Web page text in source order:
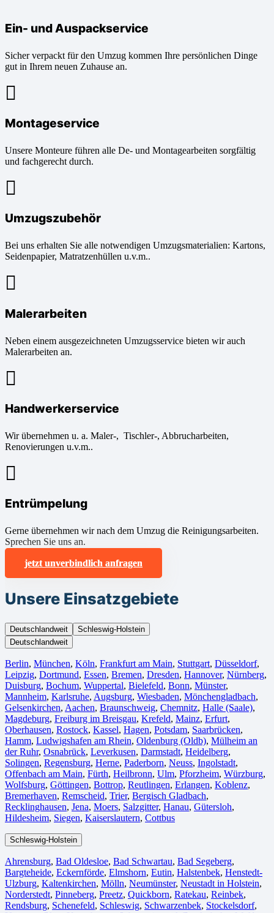
Ein- und Auspackservice
Sicher verpackt für den Umzug kommen Ihre persönlichen Dinge
gut in Ihrem neuen Zuhause an.
Montageservice
Unsere Monteure führen alle De- und Montagearbeiten sorgfältig
und fachgerecht durch.
Umzugszubehör
Bei uns erhalten Sie alle notwendigen Umzugsmaterialien: Kartons,
Seidenpapier, Matratzenhüllen u.v.m..
Malerarbeiten
Neben einem ausgezeichneten Umzugsservice bieten wir auch
Malerarbeiten an.
Handwerkerservice
Wir übernehmen u. a. Maler-, Tischler-, Abbrucharbeiten,
Renovierungen u.v.m..
Entrümpelung
Gerne übernehmen wir nach dem Umzug die Reinigungsarbeiten.
Sprechen Sie uns an.
jetzt unverbindlich anfragen
Unsere Einsatzgebiete
Deutschlandweit
Schleswig-Holstein
Deutschlandweit
Berlin⁠, München, Köln⁠, Frankfurt am Main, Stuttgart, Düsseldorf,
Leipzig, Dortmund, Essen, Bremen, Dresden, Hannover, Nürnberg,
Duisburg⁠, Bochum, Wuppertal⁠, Bielefeld⁠, Bonn⁠, Münster⁠,
Mannheim, Karlsruhe, Augsburg, Wiesbaden⁠, Mönchengladbach⁠,
Gelsenkirchen⁠, Aachen⁠, Braunschweig, Chemnitz⁠, Halle (Saale)⁠,
Magdeburg, Freiburg im Breisgau⁠, Krefeld⁠, Mainz⁠, Erfurt,
Oberhausen⁠, Rostock⁠, Kassel⁠, Hagen, Potsdam, Saarbrücken⁠,
Hamm, Ludwigshafen am Rhein⁠, Oldenburg (Oldb), Mülheim an
der Ruhr, Osnabrück⁠, Leverkusen, Darmstadt⁠, Heidelberg,
Solingen, Regensburg, Herne⁠, Paderborn, Neuss, Ingolstadt,
Offenbach am Main, Fürth⁠, Heilbronn, Ulm⁠, Pforzheim, Würzburg,
Wolfsburg⁠, Göttingen, Bottrop, Reutlingen, Erlangen⁠, Koblenz,
Bremerhaven⁠, Remscheid, Trier⁠, Bergisch Gladbach,
Recklinghausen, Jena⁠, Moers⁠, Salzgitter⁠, Hanau, Gütersloh,
Hildesheim⁠, Siegen⁠, Kaiserslautern⁠, Cottbus⁠
Schleswig-Holstein
Ahrensburg, Bad Oldesloe, Bad Schwartau, Bad Segeberg,
Bargteheide, Eckernförde, Elmshorn, Eutin, Halstenbek, Henstedt-
Ulzburg, Kaltenkirchen, Mölln, Neumünster, Neustadt in Holstein,
Norderstedt, Pinneberg, Preetz, Quickborn, Ratekau, Reinbek,
Rendsburg, Schenefeld, Schleswig, Schwarzenbek, Stockelsdorf,